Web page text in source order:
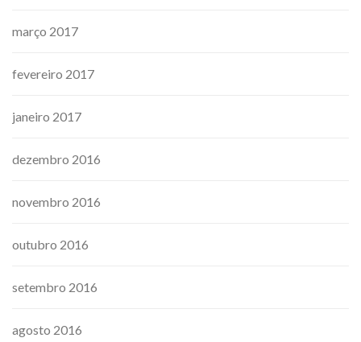
março 2017
fevereiro 2017
janeiro 2017
dezembro 2016
novembro 2016
outubro 2016
setembro 2016
agosto 2016